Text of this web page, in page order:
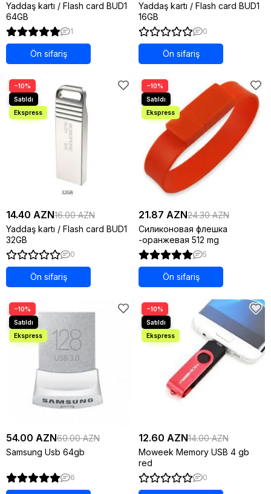
Yaddaş kartı / Flash card BUD1
64GB
1
Ön sifariş
Yaddaş kartı / Flash card BUD1
16GB
0
Ön sifariş
−10%
14.40 AZN16.00 AZN
Yaddaş kartı / Flash card BUD1
32GB
0
Ön sifariş
−10%
21.87 AZN24.30 AZN
Силиконовая флешка
-оранжевая 512 mg
5
Ön sifariş
−10%
54.00 AZN60.00 AZN
Samsung Usb 64gb
6
−10%
12.60 AZN14.00 AZN
Moweek Memory USB 4 gb
red
0